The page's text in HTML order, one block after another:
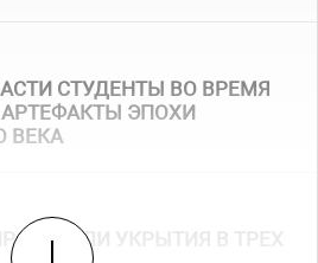
СТУДЕНТЫ ВО ВРЕМЯ
ЭПОХИ
ВЕКА
УКРЫТИЯ В ТРЕХ